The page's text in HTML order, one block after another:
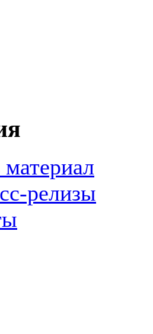
материал
релизы